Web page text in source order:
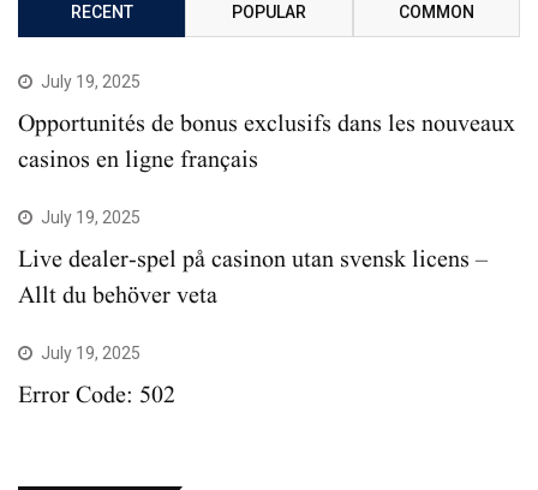
RECENT POPULAR COMMON
July 19, 2025
Opportunités de bonus exclusifs dans les nouveaux
casinos en ligne français
July 19, 2025
Live dealer-spel på casinon utan svensk licens –
Allt du behöver veta
July 19, 2025
Error Code: 502